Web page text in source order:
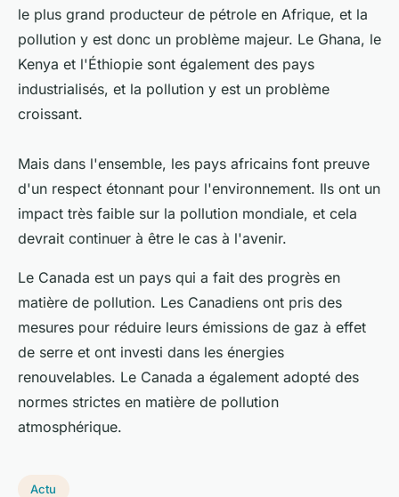
le plus grand producteur de pétrole en Afrique, et la
pollution y est donc un problème majeur. Le Ghana, le
Kenya et l'Éthiopie sont également des pays
industrialisés, et la pollution y est un problème
croissant.
Mais dans l'ensemble, les pays africains font preuve
d'un respect étonnant pour l'environnement. Ils ont un
impact très faible sur la pollution mondiale, et cela
devrait continuer à être le cas à l'avenir.
Le Canada est un pays qui a fait des progrès en
matière de pollution. Les Canadiens ont pris des
mesures pour réduire leurs émissions de gaz à effet
de serre et ont investi dans les énergies
renouvelables. Le Canada a également adopté des
normes strictes en matière de pollution
atmosphérique.
Actu